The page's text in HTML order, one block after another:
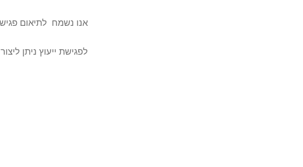
אנו נשמח לתיאום
לפגישת ייעוץ ניתן ליצור קשר : 058-